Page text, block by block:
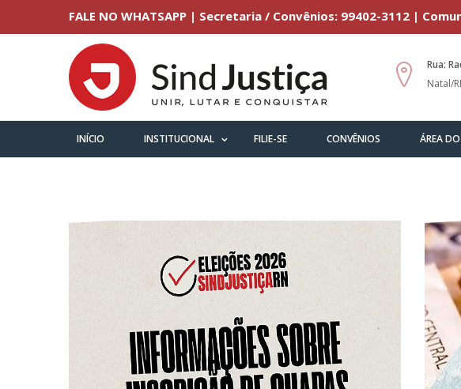
FALE NO WHATSAPP | Secretaria / Convênios: 99402-3112 |
Rua:
Natal/
INÍCIO INSTITUCIONAL FILIE-SE CONVÊNIOS ÁREA